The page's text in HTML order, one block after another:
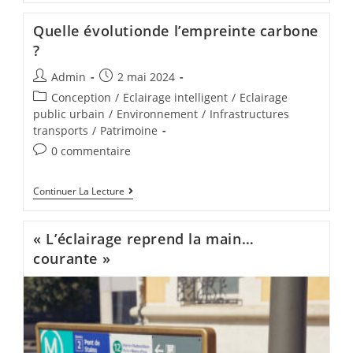
Quelle évolutionde l’empreinte carbone
?
Admin
2 mai 2024
Conception / Eclairage intelligent / Eclairage
public urbain / Environnement / Infrastructures
transports / Patrimoine
0 commentaire
Continuer La Lecture
« L’éclairage reprend la main…
courante »